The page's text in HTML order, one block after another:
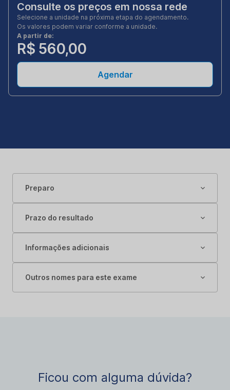
Consulte os preços em nossa rede
Selecione a unidade na próxima etapa do agendamento.
Os valores podem variar conforme a unidade.
A partir de:
R$ 560,00
Agendar
Preparo
Prazo do resultado
Informações adicionais
Outros nomes para este exame
Ficou com alguma dúvida?